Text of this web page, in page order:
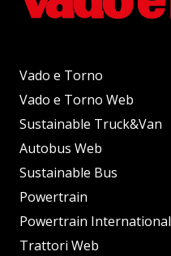
Vado e Torno
Vado e Torno Web
Sustainable Truck&Van
Autobus Web
Sustainable Bus
Powertrain
Powertrain International
Trattori Web